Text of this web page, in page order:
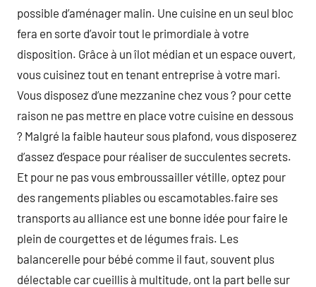
possible d’aménager malin. Une cuisine en un seul bloc
fera en sorte d’avoir tout le primordiale à votre
disposition. Grâce à un îlot médian et un espace ouvert,
vous cuisinez tout en tenant entreprise à votre mari.
Vous disposez d’une mezzanine chez vous ? pour cette
raison ne pas mettre en place votre cuisine en dessous
? Malgré la faible hauteur sous plafond, vous disposerez
d’assez d’espace pour réaliser de succulentes secrets.
Et pour ne pas vous embroussailler vétille, optez pour
des rangements pliables ou escamotables.faire ses
transports au alliance est une bonne idée pour faire le
plein de courgettes et de légumes frais. Les
balancerelle pour bébé comme il faut, souvent plus
délectable car cueillis à multitude, ont la part belle sur